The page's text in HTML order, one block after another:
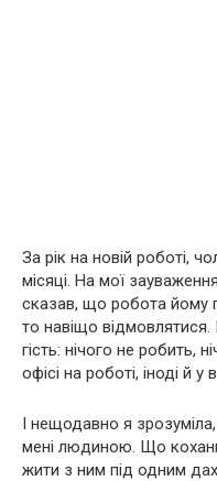
За рік на новій роботі,
місяці. На мої
сказав, що робота йому
то навіщо
гість: нічого не робить,
офісі на роботі, іноді й у
І нещодавно я
мені людиною. Що
жити з ним під одним